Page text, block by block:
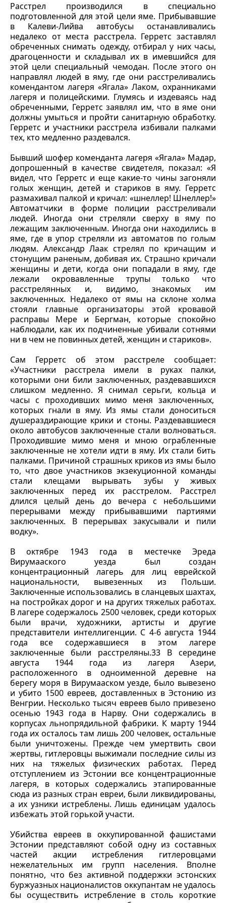
Расстрел производился в специально
подготовленной для этой цели яме. Прибывавшие
в Калеви-Лийва автобусы останавливались
недалеко от места расстрела. Герретс заставлял
обреченных снимать одежду, отбирал у них часы,
драгоценности и складывал их в имевшийся для
этой цели специальный чемодан. После этого он
направлял людей в яму, где они расстреливались
комендантом лагеря «Ягала» Лаком, охранниками
лагеря и полицейскими. Глумясь и издеваясь над
обреченными, Герретс заявлял им, что в яме они
должны умыться и пройти санитарную обработку.
Герретс и участники расстрела избивали палками
тех, кто медленно раздевался.
Бывший шофер коменданта лагеря «Ягала» Мадар,
допрошенный в качестве свидетеля, показал: «Я
видел, что Герретс и еще какие-то чины загоняли
голых женщин, детей и стариков в яму. Герретс
размахивал палкой и кричал: «шнеллер! Шнеллер!»
Автоматчики в форме полиции расстреливали
людей. Иногда они стреляли сверху в яму по
лежащим заключенным. Иногда они находились в
яме, где в упор стреляли из автоматов по голым
людям. Александр Лаак стрелял по кричащим и
стонущим раненым, добивая их. Страшно кричали
женщины и дети, когда они попадали в яму, где
лежали окровавленные трупы только что
расстрелянных и, видимо, знакомых им
заключенных. Недалеко от ямы на склоне холма
стояли главные организаторы этой кровавой
расправы Мере и Бергман, которые спокойно
наблюдали, как их подчиненные убивали сотнями
ни в чем не повинных детей, женщин и стариков».
Сам Герретс об этом расстреле сообщает:
«Участники расстрела имели в руках палки,
которыми они били заключенных, раздевавшихся
слишком медленно. Я снимал серьги, кольца и
часы с проходивших мимо меня заключенных,
которых гнали в яму. Из ямы стали доноситься
душераздирающие крики и стоны. Раздевавшиеся
около автобусов заключенные стали волноваться.
Проходившие мимо меня и мною ограбленные
заключенные не хотели идти в яму. Их стали бить
палками. Причиной страшных криков из ямы было
то, что двое участников экзекуционной команды
стали клещами вырывать зубы у живых
заключенных перед их расстрелом. Расстрел
длился целый день до вечера с небольшими
перерывами между прибывавшими партиями
заключенных. В перерывах закусывали и пили
водку».
В октябре 1943 года в местечке Эреда
Вирумааского уезда был создан
концентрационный лагерь для лиц еврейской
национальности, вывезенных из Польши.
Заключенные использовались в сланцевых шахтах,
на постройках дорог и на других тяжелых работах.
В лагере содержалось 2500 человек, среди которых
были врачи, художники, артисты и другие
представители интеллигенции. С 4-6 августа 1944
года все содержавшиеся в этом лагере
заключенные были расстреляны.33 В середине
августа 1944 года из лагеря Азери,
расположенного в одноименной деревне на
берегу моря в Вирумааском уезде, было вывезено
и убито 1500 евреев, доставленных в Эстонию из
Венгрии. Несколько тысяч евреев было привезено
осенью 1943 года в Нарву. Они содержались в
корпусах льнопрядильной фабрики. К марту 1944
года их осталось там лишь 200 человек, остальные
были уничтожены. Прежде чем умертвить свои
жертвы, гитлеровцы выжимали последние силы из
них на тяжелых физических работах. Перед
отступлением из Эстонии все концентрационные
лагеря, в которых содержались этапированные
сюда из разных стран евреи, были ликвидированы,
а их узники истреблены. Лишь единицам удалось
избежать этой горькой участи.
Убийства евреев в оккупированной фашистами
Эстонии представляют собой одну из составных
частей акции истребления гитлеровцами
нежелательных им групп населения. Вполне
понятно, что без активной поддержки эстонских
буржуазных националистов оккупантам не удалось
бы осуществить истребление в столь короткие